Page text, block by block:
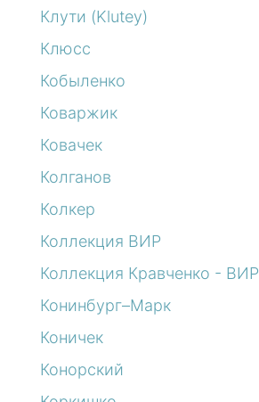
Клути (Klutey)
Клюсс
Кобыленко
Коваржик
Ковачек
Колганов
Колкер
Коллекция ВИР
Коллекция Кравченко - ВИР
Конинбург–Марк
Коничек
Конорский